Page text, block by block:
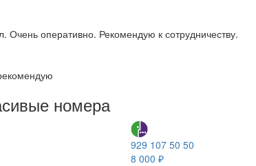
Очень оперативно. Рекомендую к сотрудничеству.
номера
929 107 50 50
8 000 ₽